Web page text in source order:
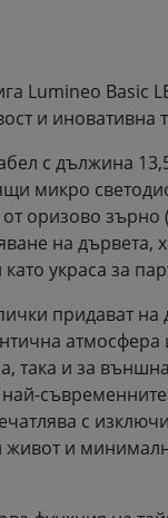
Lumineo Basic
и иновативна
с дължина
микро
оризово зърно
на дървета,
украса за
придават на
атмосфера
така и за
с
живот и